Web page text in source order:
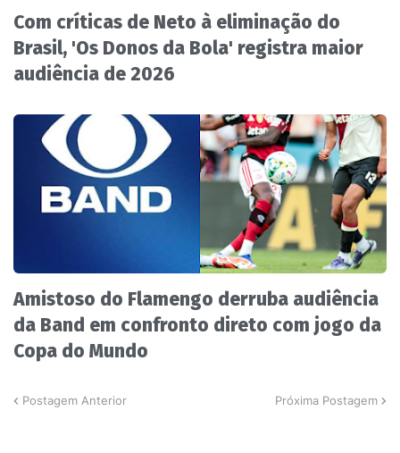
Com críticas de Neto à eliminação do
Brasil, 'Os Donos da Bola' registra maior
audiência de 2026
Amistoso do Flamengo derruba audiência
da Band em confronto direto com jogo da
Copa do Mundo
Postagem Anterior Próxima Postagem